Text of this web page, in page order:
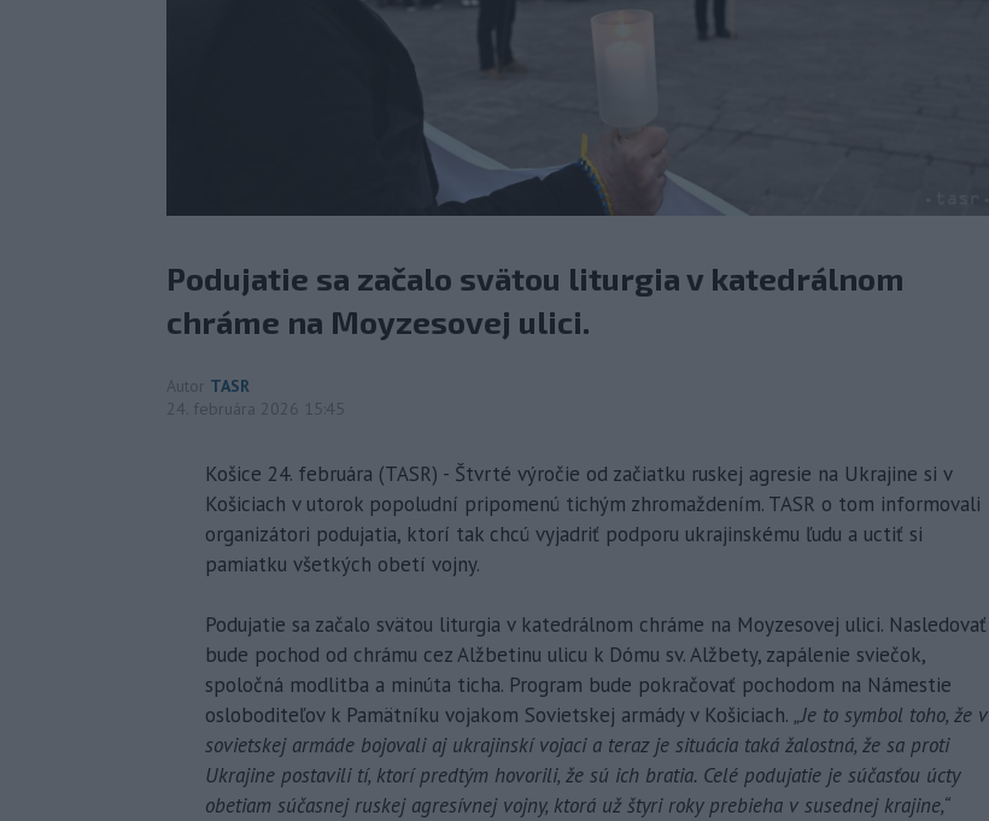
Podujatie sa začalo svätou liturgia v katedrálnom
chráme na Moyzesovej ulici.
Autor TASR
24. februára 2026 15:45
Košice 24. februára (TASR) - Štvrté výročie od začiatku ruskej agresie na Ukrajine si v
Košiciach v utorok popoludní pripomenú tichým zhromaždením. TASR o tom informovali
organizátori podujatia, ktorí tak chcú vyjadriť podporu ukrajinskému ľudu a uctiť si
pamiatku všetkých obetí vojny.
Podujatie sa začalo svätou liturgia v katedrálnom chráme na Moyzesovej ulici. Nasledovať
bude pochod od chrámu cez Alžbetinu ulicu k Dómu sv. Alžbety, zapálenie sviečok,
spoločná modlitba a minúta ticha. Program bude pokračovať pochodom na Námestie
osloboditeľov k Pamätníku vojakom Sovietskej armády v Košiciach. „Je to symbol toho, že v
sovietskej armáde bojovali aj ukrajinskí vojaci a teraz je situácia taká žalostná, že sa proti
Ukrajine postavili tí, ktorí predtým hovorili, že sú ich bratia. Celé podujatie je súčasťou úcty
obetiam súčasnej ruskej agresívnej vojny, ktorá už štyri roky prebieha v susednej krajine,“